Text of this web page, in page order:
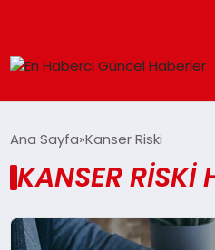
SPOR
SAĞLIK
Ana Sayfa Kanser Riski
KANSER RISKI